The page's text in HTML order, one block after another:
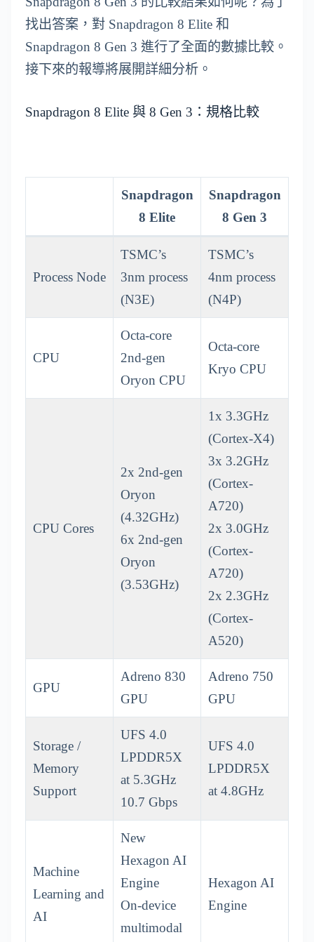
找出答案，對 Snapdragon 8 Elite 和
Snapdragon 8 Gen 3 進行了全面的數據比較。
接下來的報導將展開詳細分析。
Snapdragon 8 Elite 與 8 Gen 3：規格比較
Snapdragon
8 Elite
Snapdragon
8 Gen 3
Process Node
TSMC’s
3nm process
(N3E)
TSMC’s
4nm process
(N4P)
CPU
Octa-core
2nd-gen
Oryon CPU
Octa-core
Kryo CPU
CPU Cores
2x 2nd-gen
Oryon
(4.32GHz)
6x 2nd-gen
Oryon
(3.53GHz)
1x 3.3GHz
(Cortex-X4)
3x 3.2GHz
(Cortex-
A720)
2x 3.0GHz
(Cortex-
A720)
2x 2.3GHz
(Cortex-
A520)
GPU
Adreno 830
GPU
Adreno 750
GPU
Storage /
Memory
Support
UFS 4.0
LPDDR5X
at 5.3GHz
10.7 Gbps
UFS 4.0
LPDDR5X
at 4.8GHz
Machine
Learning and
AI
New
Hexagon AI
Engine
On-device
multimodal
Hexagon AI
Engine